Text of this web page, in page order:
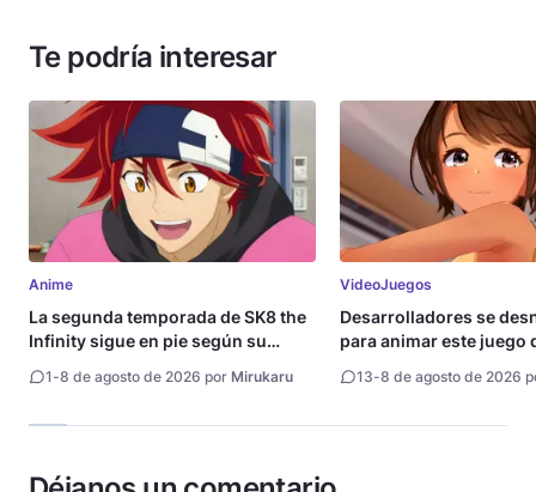
Te podría interesar
Anime
La segunda temporada de SK8 the
Infinity sigue en pie según su
1-8 de agosto de 2026 por Mirukaru
VideoJuegos
Desarrolladores se
para animar este juego
13-8 de agosto de 2026